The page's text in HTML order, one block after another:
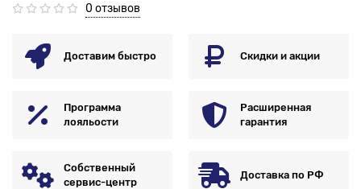
0 отзывов
Доставим быстро Скидки и акции
Программа
лояльости
Расширенная
гарантия
Собственный
сервис-центр
Доставка по РФ